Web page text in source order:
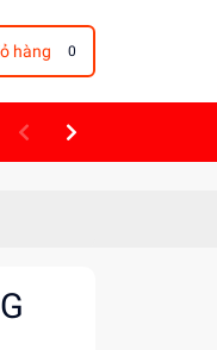
hàng 0